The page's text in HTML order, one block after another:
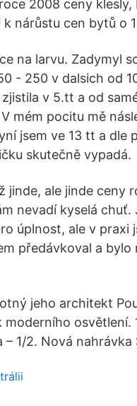
2008 ceny
nárůstu cen bytů o
na larvu. Zadymyl
- 250 v dalsich od
v 5.tt a od
mém pocitu mě
jsem ve 13 tt a dle
skutečně vypadá.
jinde, ale jinde
nevadí kyselá
úplnost, ale v praxi
předávkoval a bylo
jeho architekt
osvětlení.
1/2. Nová nahrávka